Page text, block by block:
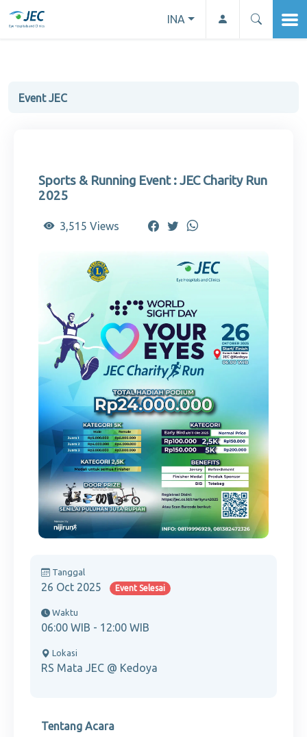
INA
Event JEC
Sports & Running Event : JEC Charity Run
2025
3,515 Views
Tanggal
26 Oct 2025 Event Selesai
Waktu
06:00 WIB - 12:00 WIB
Lokasi
RS Mata JEC @ Kedoya
Tentang Acara